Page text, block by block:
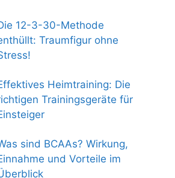
12-3-30-Methode
Traumfigur ohne
Heimtraining: Die
Trainingsgeräte für
sind BCAAs? Wirkung,
und Vorteile im